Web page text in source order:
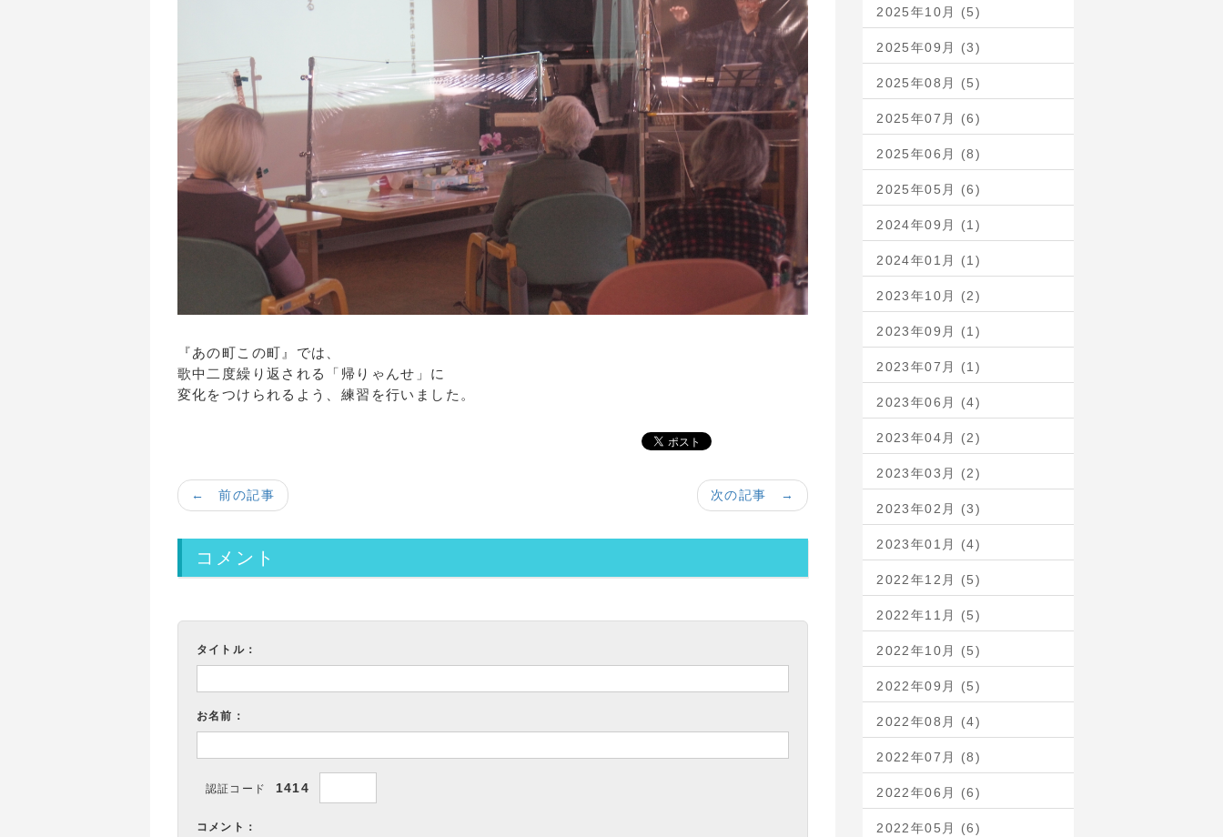
『あの町この町』では、
歌中二度繰り返される「帰りゃんせ」に
変化をつけられるよう、練習を行いました。
次の記事 →
← 前の記事
コメント
タイトル：
お名前：
認証コード 1414
コメント：
2025年10月 (5)
2025年09月 (3)
2025年08月 (5)
2025年07月 (6)
2025年06月 (8)
2025年05月 (6)
2024年09月 (1)
2024年01月 (1)
2023年10月 (2)
2023年09月 (1)
2023年07月 (1)
2023年06月 (4)
2023年04月 (2)
2023年03月 (2)
2023年02月 (3)
2023年01月 (4)
2022年12月 (5)
2022年11月 (5)
2022年10月 (5)
2022年09月 (5)
2022年08月 (4)
2022年07月 (8)
2022年06月 (6)
2022年05月 (6)